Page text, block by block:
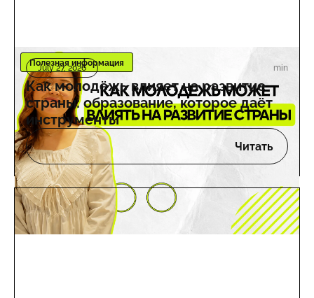
Полезная информация
July 27, 2026 min
Как молодёжь влияет на развитие
страны: образование, которое даёт
инструменты
Читать